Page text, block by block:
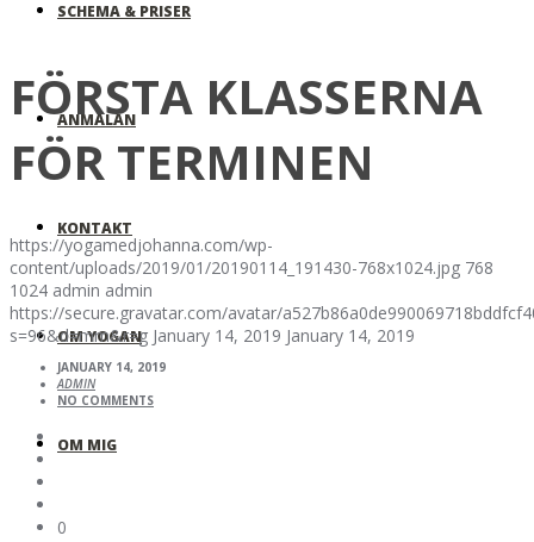
SCHEMA & PRISER
ANMÄLAN
KONTAKT
OM YOGAN
OM MIG
FÖRSTA KLASSERNA
FÖR TERMINEN
https://yogamedjohanna.com/wp-
content/uploads/2019/01/20190114_191430-768x1024.jpg 768
1024 admin admin
https://secure.gravatar.com/avatar/
s=96&d=mm&r=g January 14, 2019 January 14, 2019
JANUARY 14, 2019
ADMIN
NO COMMENTS
0